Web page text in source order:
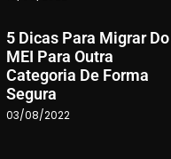
5 Dicas Para Migrar Do
MEI Para Outra
Categoria De Forma
Segura
03/08/2022